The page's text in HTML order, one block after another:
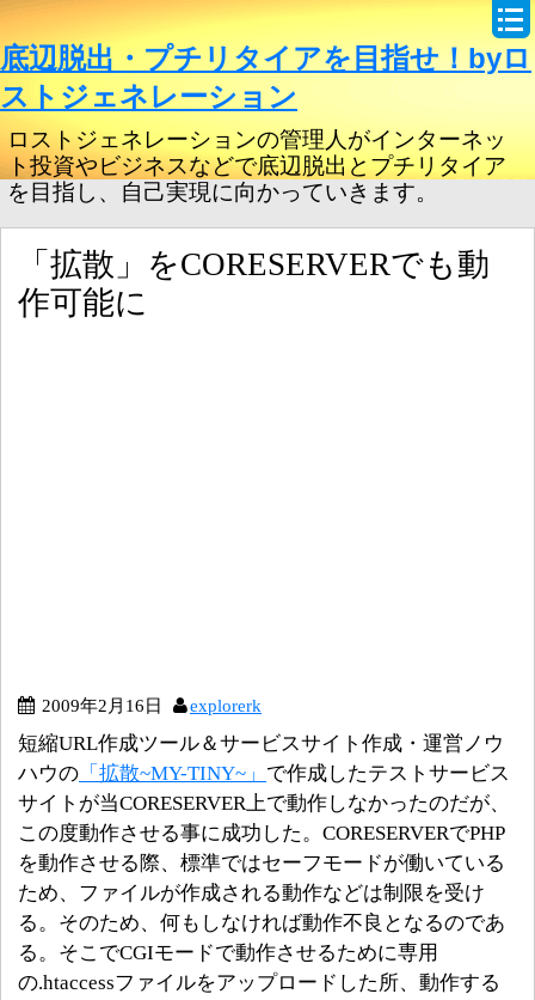
底辺脱出・プチリタイアを目指せ！byロ
ストジェネレーション
ロストジェネレーションの管理人がインターネッ
ト投資やビジネスなどで底辺脱出とプチリタイア
を目指し、自己実現に向かっていきます。
「拡散」をCORESERVERでも動
作可能に
2009年2月16日 explorerk
短縮URL作成ツール＆サービスサイト作成・運営ノウ
ハウの 「拡散~MY-TINY~」 で作成したテストサービス
サイトが当CORESERVER上で動作しなかったのだが、
この度動作させる事に成功した。CORESERVERでPHP
を動作させる際、標準ではセーフモードが働いている
ため、ファイルが作成される動作などは制限を受け
る。そのため、何もしなければ動作不良となるのであ
る。そこでCGIモードで動作させるために専用
の.htaccessファイルをアップロードした所、動作する